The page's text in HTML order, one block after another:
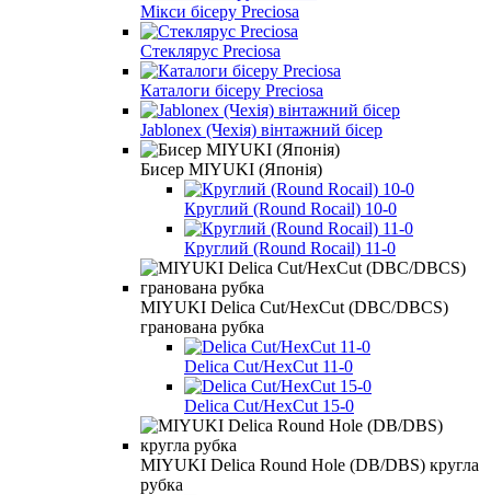
Мікси бісеру Preciosa
Стеклярус Preciosa
Каталоги бісеру Preciosa
Jablonex (Чехія) вінтажний бісер
Бисер MIYUKI (Японія)
Круглий (Round Rocail) 10-0
Круглий (Round Rocail) 11-0
MIYUKI Delica Cut/HexCut (DBC/DBCS)
гранована рубка
Delica Cut/HexCut 11-0
Delica Cut/HexCut 15-0
MIYUKI Delica Round Hole (DB/DBS) кругла
рубка